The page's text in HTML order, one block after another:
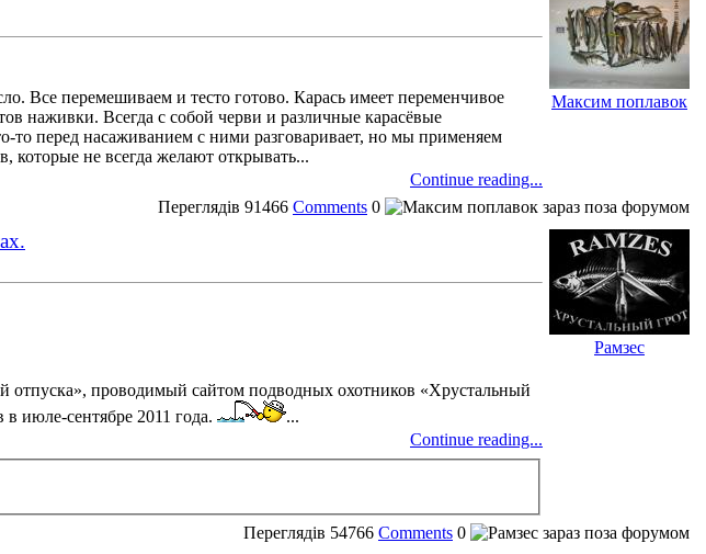
Все перемешиваем и тесто готово. Карась имеет переменчивое
наживки. Всегда с собой черви и различные карасёвые
то перед насаживанием с ними разговаривает, но мы применяем
которые не всегда желают открывать...
Continue reading...
Максим поплавок
Переглядів 91466 Comments 0
проводимый сайтом подводных охотников «Хрустальный
июле-сентябре 2011 года.
...
Continue reading...
Рамзес
Переглядів 54766 Comments 0